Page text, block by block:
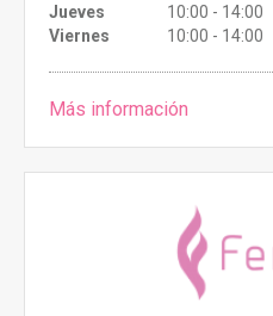
Jueves
10:00 -
Viernes
10:00 -
Más información